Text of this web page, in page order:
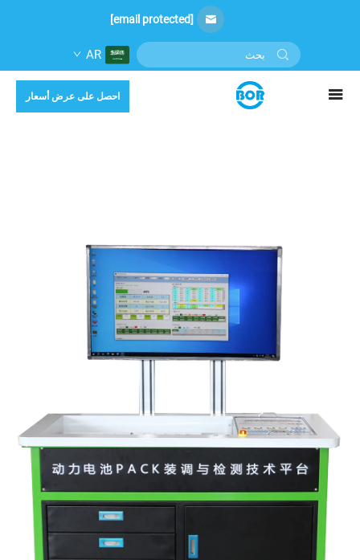
[email protected]
AR
احصل على عرض أسعار